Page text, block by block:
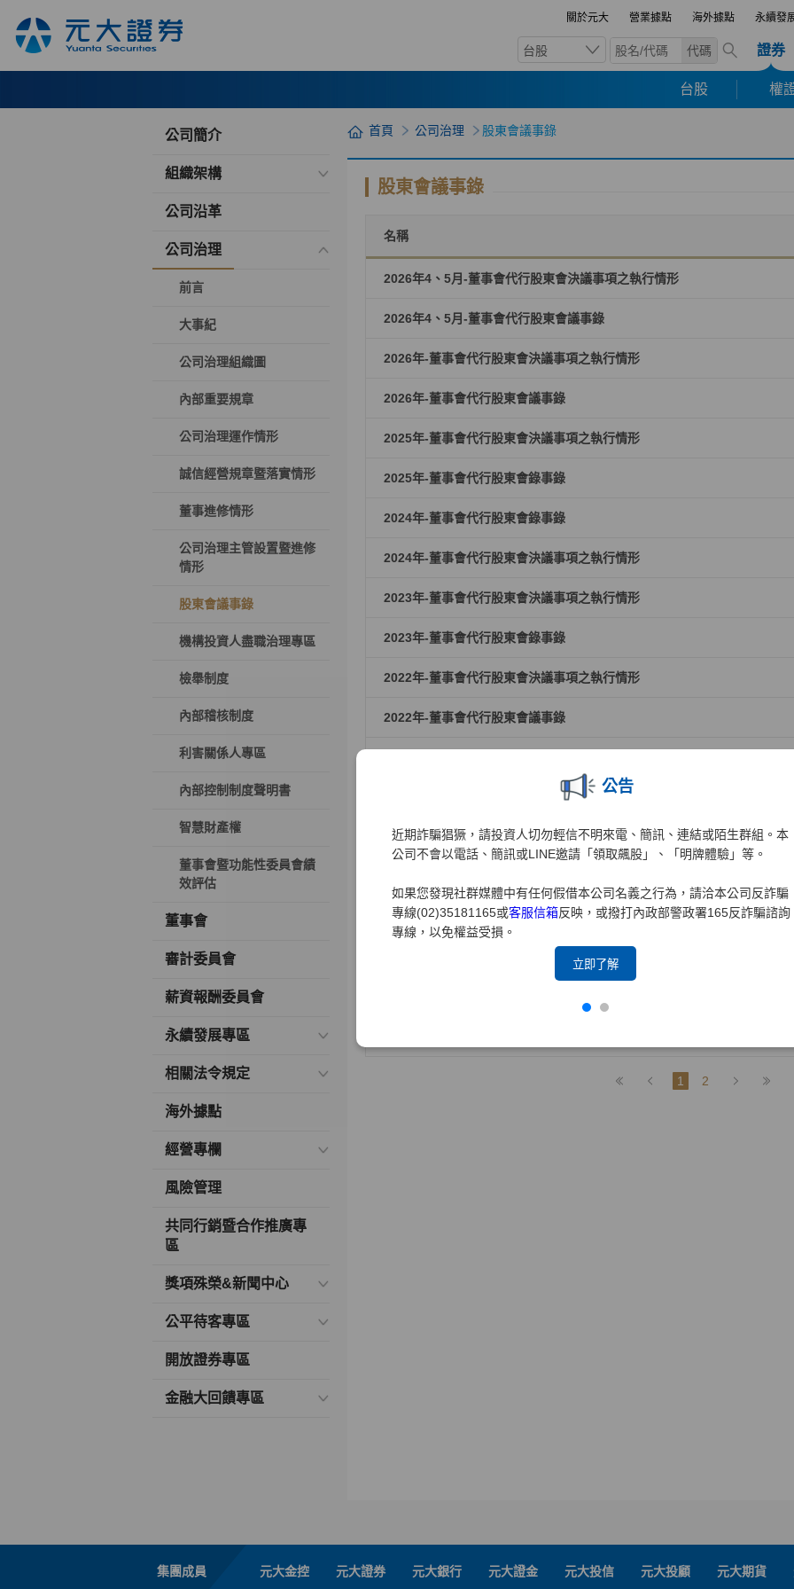
關於元大 營業據點 海外據點 永續發
台股 代碼 證券
台股 權
公告
近期詐騙猖獗，請投資人切勿輕信不明來電、簡訊、連結或陌生群組。本
公司不會以電話、簡訊或LINE邀請「領取飆股」、「明牌體驗」等。
如果您發現社群媒體中有任何假借本公司名義之行為，請洽本公司反詐騙
專線(02)35181165或客服信箱反映，或撥打內政部警政署165反詐騙諮詢
專線，以免權益受損。
立即了解
公司簡介
組織架構
公司沿革
公司治理
前言
大事紀
公司治理組織圖
內部重要規章
公司治理運作情形
誠信經營規章暨落實情形
董事進修情形
公司治理主管設置暨進修
情形
股東會議事錄
機構投資人盡職治理專區
檢舉制度
內部稽核制度
利害關係人專區
內部控制制度聲明書
智慧財產權
董事會暨功能性委員會績
效評估
董事會
審計委員會
薪資報酬委員會
永續發展專區
相關法令規定
海外據點
經營專欄
風險管理
共同行銷暨合作推廣專
區
獎項殊榮&新聞中心
公平待客專區
開放證券專區
金融大回饋專區
首頁 公司治理 股東會議事錄
股東會議事錄
名稱
2026年4、5月-董事會代行股東會決議事項之執行情形
2026年4、5月-董事會代行股東會議事錄
2026年-董事會代行股東會決議事項之執行情形
2026年-董事會代行股東會議事錄
2025年-董事會代行股東會決議事項之執行情形
2025年-董事會代行股東會錄事錄
2024年-董事會代行股東會錄事錄
2024年-董事會代行股東會決議事項之執行情形
2023年-董事會代行股東會決議事項之執行情形
2023年-董事會代行股東會錄事錄
2022年-董事會代行股東會決議事項之執行情形
2022年-董事會代行股東會議事錄
2021年-董事會代行股東會議事錄
2020年-董事會代行股東會決議事項之執行情形
2019年-董事會代行股東會議事錄
1 2
集團成員 元大金控 元大證券 元大銀行 元大證金 元大投信 元大投顧 元大期貨